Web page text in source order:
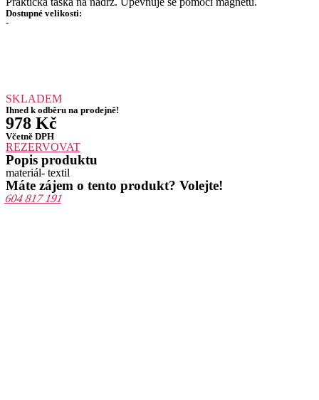
Dostupné velikosti:
-
SKLADEM
Ihned k odběru na prodejně!
978 Kč
Včetně DPH
REZERVOVAT
Popis produktu
materiál- textil
Máte zájem o tento produkt? Volejte!
604 817 191